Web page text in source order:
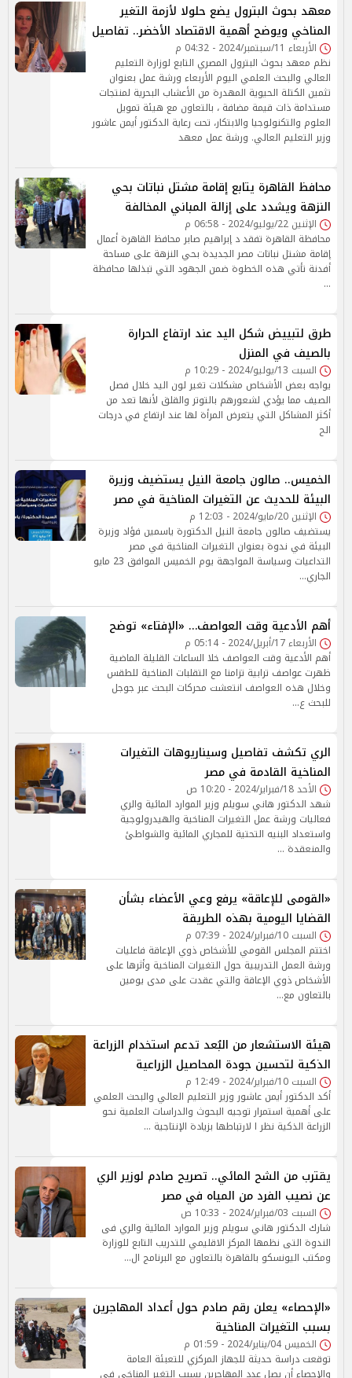
معهد بحوث البترول يضع حلولا لأزمة التغير
المناخي ويوضح أهمية الاقتصاد الأخضر.. تفاصيل
الأربعاء 11/سبتمبر/2024 - 04:32 م
نظم معهد بحوث البترول المصري التابع لوزارة التعليم
العالي والبحث العلمي اليوم الأربعاء ورشة عمل بعنوان
تثمين الكتلة الحيوية المهدرة من الأعشاب البحرية لمنتجات
مستدامة ذات قيمة مضافة ، بالتعاون مع هيئة تمويل
العلوم والتكنولوجيا والابتكار، تحت رعاية الدكتور أيمن عاشور
وزير التعليم العالي. ورشة عمل معهد
محافظ القاهرة يتابع إقامة مشتل نباتات بحي
النزهة ويشدد على إزالة المباني المخالفة
الإثنين 22/يوليو/2024 - 06:58 م
محافظة القاهرة تفقد د إبراهيم صابر محافظ القاهرة أعمال
إقامة مشتل نباتات مصر الجديدة بحي النزهة على مساحة
أفدنة تأتي هذه الخطوة ضمن الجهود التي تبذلها محافظة
…
طرق لتبييض شكل اليد عند ارتفاع الحرارة
بالصيف في المنزل
السبت 13/يوليو/2024 - 10:29 م
يواجه بعض الأشخاص مشكلات تغير لون اليد خلال فصل
الصيف مما يؤدي لشعورهم بالتوتر والقلق لأنها تعد من
أكثر المشاكل التي يتعرض المرأة لها عند ارتفاع في درجات
الح
الخميس.. صالون جامعة النيل يستضيف وزيرة
البيئة للحديث عن التغيرات المناخية في مصر
الإثنين 20/مايو/2024 - 12:03 م
يستضيف صالون جامعة النيل الدكتورة ياسمين فؤاد وزيرة
البيئة في ندوة بعنوان التغيرات المناخية في مصر
التداعيات وسياسة المواجهة يوم الخميس الموافق 23 مايو
الجاري…
أهم الأدعية وقت العواصف… «الإفتاء» توضح
الأربعاء 17/أبريل/2024 - 05:14 م
أهم الأدعية وقت العواصف خلا الساعات القليلة الماضية
ظهرت عواصف ترابية تزامنا مع التقلبات المناخية للطقس
وخلال هذه العواصف انتعشت محركات البحث عبر جوجل
للبحث ع…
الري تكشف تفاصيل وسيناريوهات التغيرات
المناخية القادمة في مصر
الأحد 18/فبراير/2024 - 10:20 ص
شهد الدكتور هاني سويلم وزير الموارد المائية والري
فعاليات ورشة عمل التغيرات المناخية والهيدرولوجية
واستعداد البنيه التحتية للمجاري المائية والشواطئ
والمنعقدة …
«القومى للإعاقة» يرفع وعي الأعضاء بشأن
القضايا اليومية بهذه الطريقة
السبت 10/فبراير/2024 - 07:39 م
اختتم المجلس القومي للأشخاص ذوي الإعاقة فاعليات
ورشة العمل التدريبية حول التغيرات المناخية وأثرها على
الأشخاص ذوي الإعاقة والتي عقدت على مدى يومين
بالتعاون مع…
هيئة الاستشعار من البُعد تدعم استخدام الزراعة
الذكية لتحسين جودة المحاصيل الزراعية
السبت 10/فبراير/2024 - 12:49 م
أكد الدكتور أيمن عاشور وزير التعليم العالي والبحث العلمي
على أهمية استمرار توجيه البحوث والدراسات العلمية نحو
الزراعة الذكية نظر ا لارتباطها بزيادة الإنتاجية …
يقترب من الشح المائي.. تصريح صادم لوزير الري
عن نصيب الفرد من المياه في مصر
السبت 03/فبراير/2024 - 10:33 ص
شارك الدكتور هاني سويلم وزير الموارد المائية والري فى
الندوة التى نظمها المركز الاقليمي للتدريب التابع للوزارة
ومكتب اليونسكو بالقاهرة بالتعاون مع البرنامج ال…
«الإحصاء» يعلن رقم صادم حول أعداد المهاجرين
بسبب التغيرات المناخية
الخميس 04/يناير/2024 - 01:59 م
توقعت دراسة حديثة للجهاز المركزي للتعبئة العامة
والإحصاء أن يصل عدد المهاجرين بسبب التغير المناخي في